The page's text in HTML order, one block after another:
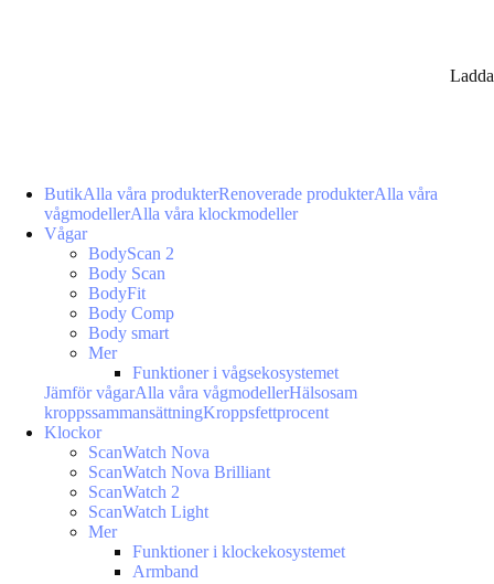
ButikAlla våra produkterRenoverade produkterAlla våra
vågmodellerAlla våra klockmodeller
Vågar
BodyScan 2
Body Scan
BodyFit
Body Comp
Body smart
Mer
Funktioner i vågsekosystemet
Jämför vågarAlla våra vågmodellerHälsosam
kroppssammansättningKroppsfettprocent
Klockor
ScanWatch Nova
ScanWatch Nova Brilliant
ScanWatch 2
ScanWatch Light
Mer
Funktioner i klockekosystemet
Armband